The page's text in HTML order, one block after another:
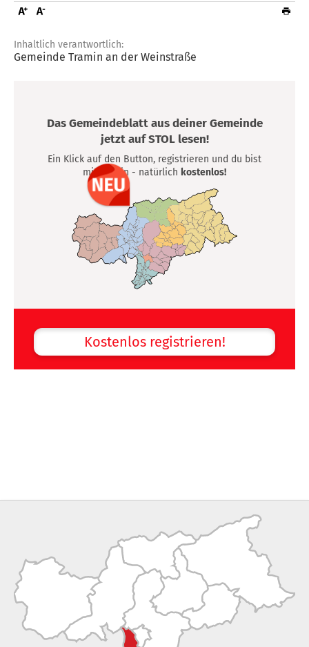
Inhaltlich verantwortlich:
Gemeinde Tramin an der Weinstraße
Das Gemeindeblatt aus deiner Gemeinde
jetzt auf STOL lesen!
Ein Klick auf den Button, registrieren und du bist
mittendrin - natürlich kostenlos!
Kostenlos registrieren!